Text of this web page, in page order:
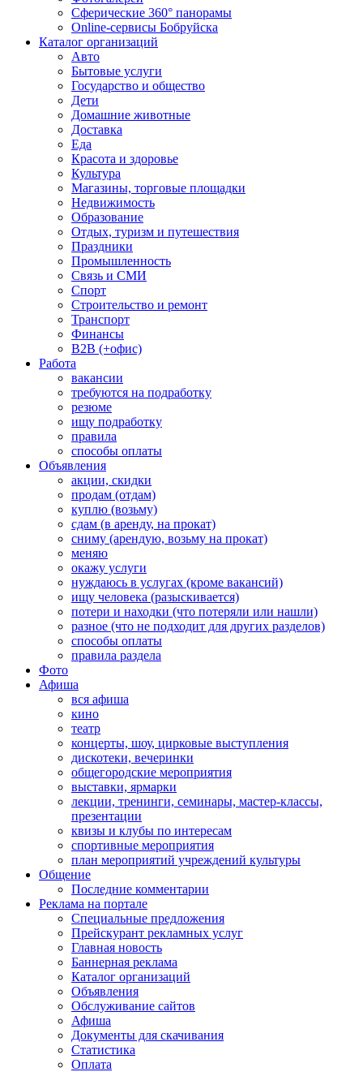
Сферические 360° панорамы
Online-сервисы Бобруйска
Каталог организаций
Авто
Бытовые услуги
Государство и общество
Дети
Домашние животные
Доставка
Еда
Красота и здоровье
Культура
Магазины, торговые площадки
Недвижимость
Образование
Отдых, туризм и путешествия
Праздники
Промышленность
Связь и СМИ
Спорт
Строительство и ремонт
Транспорт
Финансы
B2B (+офис)
Работа
вакансии
требуются на подработку
резюме
ищу подработку
правила
способы оплаты
Объявления
акции, скидки
продам (отдам)
куплю (возьму)
сдам (в аренду, на прокат)
сниму (арендую, возьму на прокат)
меняю
окажу услуги
нуждаюсь в услугах (кроме вакансий)
ищу человека (разыскивается)
потери и находки (что потеряли или нашли)
разное (что не подходит для других разделов)
способы оплаты
правила раздела
Фото
Афиша
вся афиша
кино
театр
концерты, шоу, цирковые выступления
дискотеки, вечеринки
общегородские мероприятия
выставки, ярмарки
лекции, тренинги, семинары, мастер-классы,
презентации
квизы и клубы по интересам
спортивные мероприятия
план мероприятий учреждений культуры
Общение
Последние комментарии
Реклама на портале
Специальные предложения
Прейскурант рекламных услуг
Главная новость
Баннерная реклама
Каталог организаций
Объявления
Обслуживание сайтов
Афиша
Документы для скачивания
Статистика
Оплата